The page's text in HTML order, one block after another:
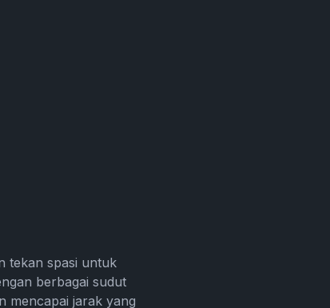
tekan spasi untuk
berbagai sudut
mencapai jarak yang